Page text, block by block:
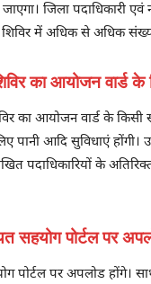
जिला पदाधिकारी
शिविर में अधिक से अधिक
का आयोजन वार्ड के
का आयोजन वार्ड के किसी
पानी आदि सुविधाएं
पदाधिकारियों के
सहयोग पोर्टल पर
पोर्टल पर अपलोड होंगे।